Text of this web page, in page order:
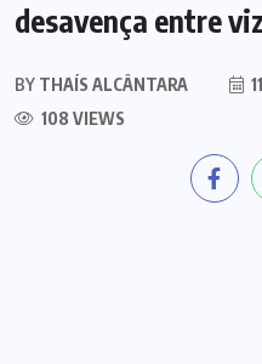
desavença entre
BY THAÍS ALCÂNTARA
108 VIEWS